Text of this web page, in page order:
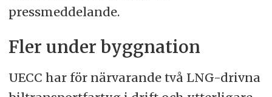
pressmeddelande.
Fler under byggnation
UECC har för närvarande två LNG-drivna